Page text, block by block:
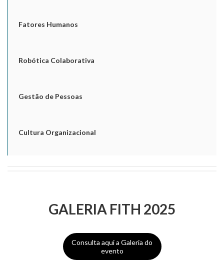
Fatores Humanos
Robótica Colaborativa
Gestão de Pessoas
Cultura Organizacional
GALERIA FITH 2025
Consulta aqui a Galeria do
evento